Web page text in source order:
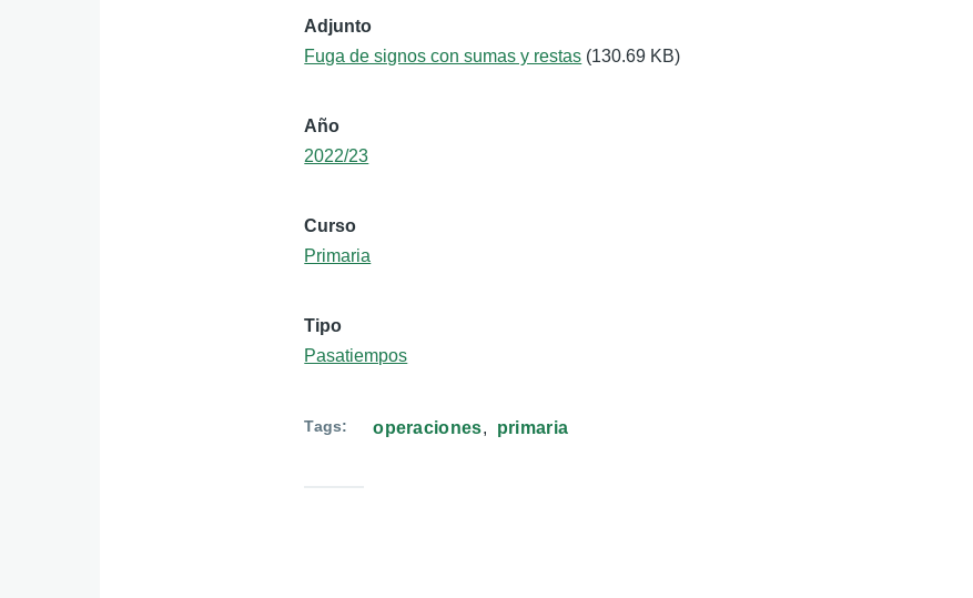
Adjunto
Fuga de signos con sumas y restas (130.69 KB)
Año
2022/23
Curso
Primaria
Tipo
Pasatiempos
Tags operaciones primaria